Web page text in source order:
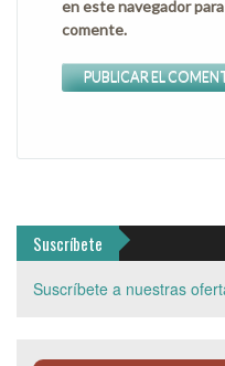
en este navegador
comente.
Suscríbete
Suscríbete a nuestras